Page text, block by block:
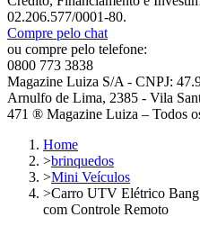
02.206.577/0001-80.
Compre pelo chat
ou compre pelo telefone:
0800 773 3838
Magazine Luiza S/A - CNPJ:
Arnulfo de Lima, 2385 - Vila
471 ® Magazine Luiza – Todos
Home
>brinquedos
>Mini Veículos
>Carro UTV Elétrico
com Controle Remoto